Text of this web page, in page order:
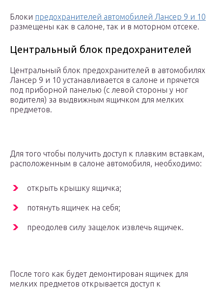
Блоки предохранителей автомобилей Лансер 9 и 10
размещены как в салоне, так и в моторном отсеке.
Центральный блок предохранителей
Центральный блок предохранителей в автомобилях
Лансер 9 и 10 устанавливается в салоне и прячется
под приборной панелью (с левой стороны у ног
водителя) за выдвижным ящичком для мелких
предметов.
Для того чтобы получить доступ к плавким вставкам,
расположенным в салоне автомобиля, необходимо:
открыть крышку ящичка;
потянуть ящичек на себя;
преодолев силу защелок извлечь ящичек.
После того как будет демонтирован ящичек для
мелких предметов открывается доступ к